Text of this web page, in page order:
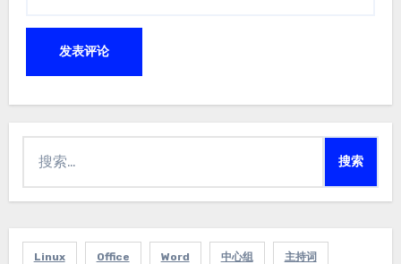
索：
Linux Office Word 中心组 主持词